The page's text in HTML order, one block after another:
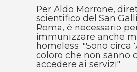
Per Aldo Morrone,
scientifico del San
Roma, è necessario
immunizzare anche
homeless: "Sono circa
coloro che non sanno
accedere ai servizi"